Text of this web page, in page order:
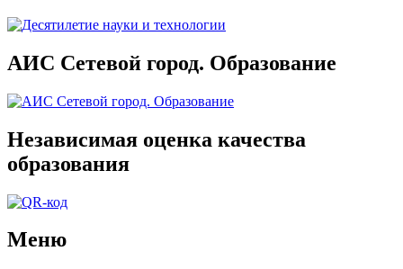
АИС Сетевой город. Образование
Независимая оценка качества
образования
Меню